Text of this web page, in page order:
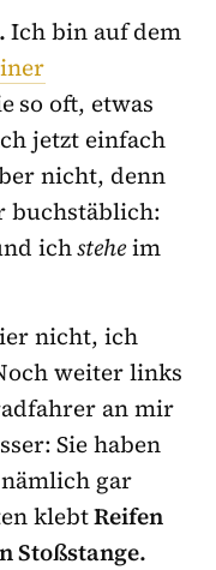
Ich bin auf dem
so oft, etwas
jetzt einfach
nicht, denn
buchstäblich:
ichsteheim
nicht, ich
weiter links
an mir
Sie haben
gar
klebtReifen
Stoßstange.